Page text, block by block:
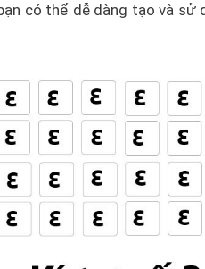
có thể dễ dàng tạo và